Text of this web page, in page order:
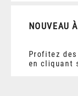
NOUVEAU
Profitez
en cliquant